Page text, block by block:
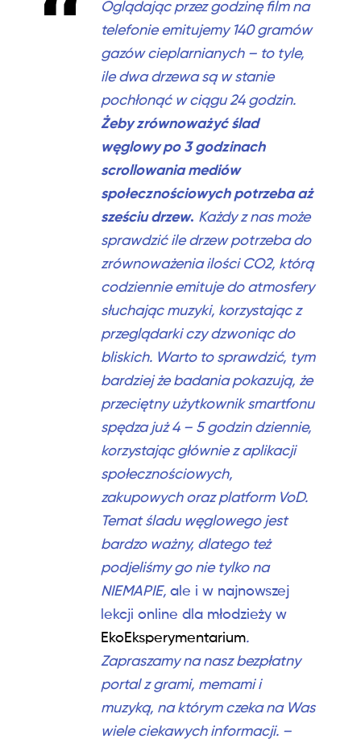
Oglądając przez godzinę film na
telefonie emitujemy 140 gramów
gazów cieplarnianych – to tyle,
ile dwa drzewa są w stanie
pochłonąć w ciągu 24 godzin.
Żeby zrównoważyć ślad
węglowy po 3 godzinach
scrollowania mediów
społecznościowych potrzeba aż
sześciu drzew. Każdy z nas może
sprawdzić ile drzew potrzeba do
zrównoważenia ilości CO2, którą
codziennie emituje do atmosfery
słuchając muzyki, korzystając z
przeglądarki czy dzwoniąc do
bliskich. Warto to sprawdzić, tym
bardziej że badaniapokazują, że
przeciętny użytkownik smartfonu
spędza już 4 – 5 godzin dziennie,
korzystając głównie z aplikacji
społecznościowych,
zakupowych oraz platform VoD.
Temat śladu węglowego jest
bardzo ważny, dlatego też
podjeliśmy go nie tylko na
NIEMAPIE, ale i w najnowszej
lekcji online dla młodzieży w
EkoEksperymentarium.
Zapraszamy na nasz bezpłatny
portal z grami, memami i
muzyką, na którym czeka na Was
wiele ciekawych informacji. –